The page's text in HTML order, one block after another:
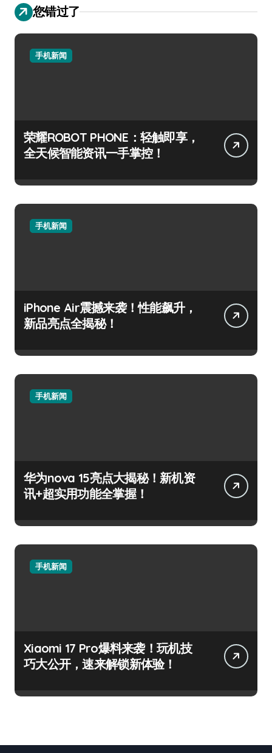
您错过了
手机新闻
荣耀ROBOT PHONE：轻触即享，
全天候智能资讯一手掌控！
手机新闻
iPhone Air震撼来袭！性能飙升，
新品亮点全揭秘！
手机新闻
华为nova 15亮点大揭秘！新机资
讯+超实用功能全掌握！
手机新闻
Xiaomi 17 Pro爆料来袭！玩机技
巧大公开，速来解锁新体验！